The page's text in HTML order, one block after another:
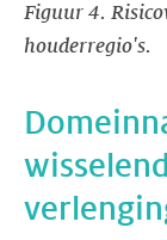
Figuur 4.
houderregio's.